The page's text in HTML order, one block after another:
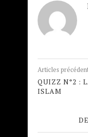
Articles
QUIZZ N°2 :
ISLAM